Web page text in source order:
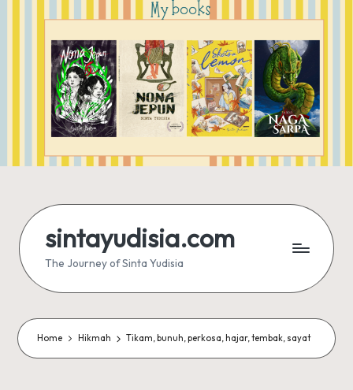
sintayudisia.com
The Journey of Sinta Yudisia
Home Hikmah Tikam, bunuh, perkosa, hajar, tembak, sayat